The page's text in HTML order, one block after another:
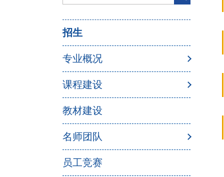
招生
专业概况
课程建设
教材建设
名师团队
员工竞赛